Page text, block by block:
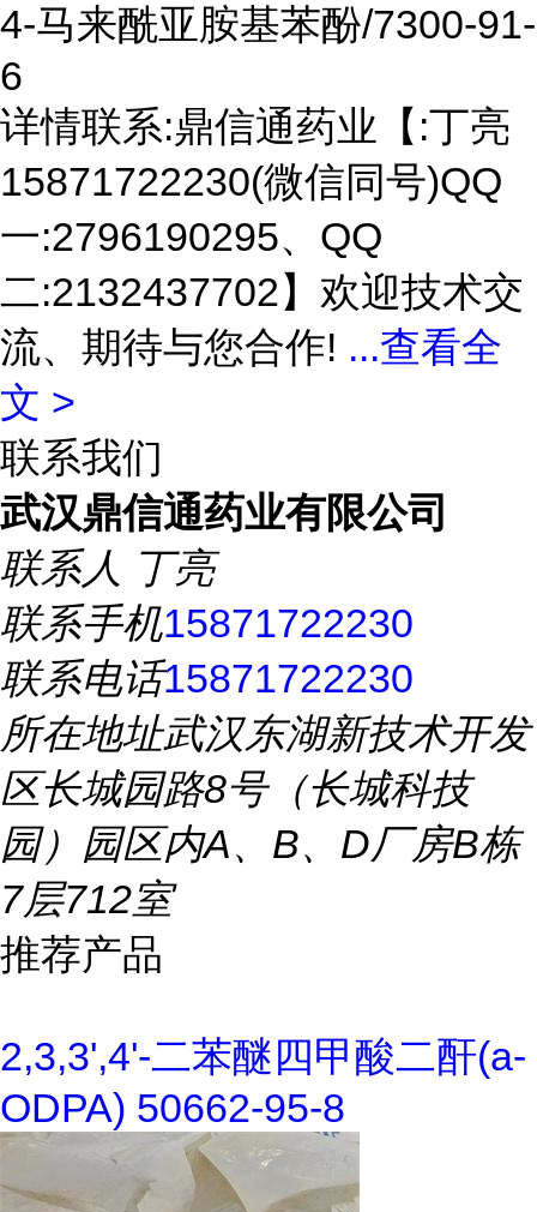
4-马来酰亚胺基苯酚/7300-91-
6
详情联系:鼎信通药业【:丁亮
15871722230(微信同号)QQ
一:2796190295、QQ
二:2132437702】欢迎技术交
流、期待与您合作! ...查看全
文 >
联系我们
武汉鼎信通药业有限公司
联系人 丁亮
联系手机15871722230
联系电话15871722230
所在地址武汉东湖新技术开发
区长城园路8号（长城科技
园）园区内A、B、D厂房B栋
7层712室
推荐产品
2,3,3',4'-二苯醚四甲酸二酐(a-
ODPA) 50662-95-8